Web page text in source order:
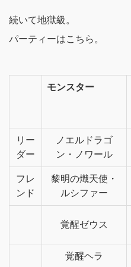
続いて地獄級。
パーティーはこちら。
モンスター
リー
ダー
ノエルドラゴ
ン・ノワール
フレ
ンド
黎明の熾天使・
ルシファー
覚醒ゼウス
覚醒ヘラ